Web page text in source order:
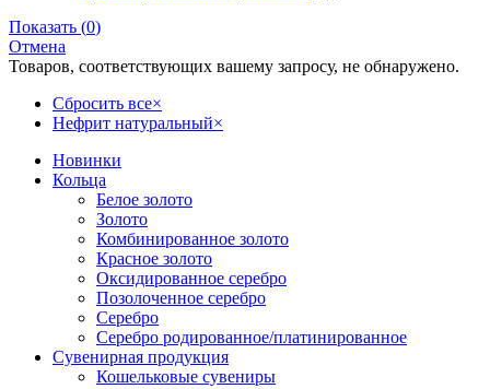
Показать (0)
Отмена
Товаров, соответствующих вашему запросу, не обнаружено.
Сбросить все×
Нефрит натуральный×
Новинки
Кольца
Белое золото
Золото
Комбинированное золото
Красное золото
Оксидированное серебро
Позолоченное серебро
Серебро
Серебро родированное/платинированное
Сувенирная продукция
Кошельковые сувениры